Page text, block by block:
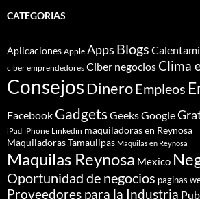
CATEGORIAS
Aplicaciones Apple Apps Blogs
ciber emprendedores Ciber negociosClima
ConsejosDineroEmpleos
Facebook GadgetsGeeksGoogle
iPad iPhone Linkedin maquiladoras en Reynosa
Maquiladoras Tamaulipas Maquilas en Reynosa
Maquilas Reynosa Mexico
Oportunidad de negocios paginas
Proveedores para la Industria